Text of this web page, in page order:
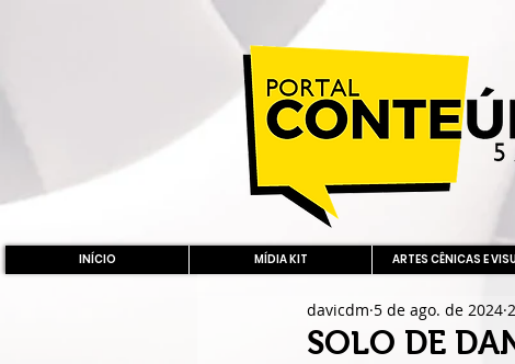
INÍCIO MÍDIA KIT ARTES CÊNICAS E
SOLO DE
davicdm 5 de ago. de 2024